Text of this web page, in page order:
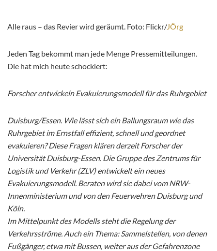
Alle raus – das Revier wird geräumt. Foto: Flickr/JÖrg
Jeden Tag bekommt man jede Menge Pressemitteilungen.
Die hat mich heute schockiert:
Forscher entwickeln Evakuierungsmodell für das Ruhrgebiet
Duisburg/Essen. Wie lässt sich ein Ballungsraum wie das
Ruhrgebiet im Ernstfall effizient, schnell und geordnet
evakuieren? Diese Fragen klären derzeit Forscher der
Universität Duisburg-Essen. Die Gruppe des Zentrums für
Logistik und Verkehr (ZLV) entwickelt ein neues
Evakuierungsmodell. Beraten wird sie dabei vom NRW-
Innenministerium und von den Feuerwehren Duisburg und
Köln.
Im Mittelpunkt des Modells steht die Regelung der
Verkehrsströme. Auch ein Thema: Sammelstellen, von denen
Fußgänger, etwa mit Bussen, weiter aus der Gefahrenzone